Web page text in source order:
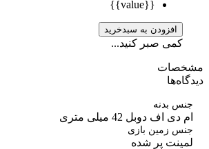
افزودن به سبدخرید
کمی صبر کنید...
بدنه
اف دوبل 42 میلی متری
زمین بازی
پر شده